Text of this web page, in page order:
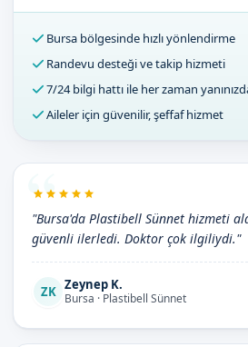
Bursa bölgesinde hızlı yönlendirme
Randevu desteği ve takip hizmeti
7/24 bilgi hattı ile her zaman
Aileler için güvenilir, şeffaf hizmet
"Bursa'da Plastibell Sünnet hizmeti
güvenli ilerledi. Doktor çok ilgiliydi."
ZK Zeynep K.
Bursa · Plastibell Sünnet